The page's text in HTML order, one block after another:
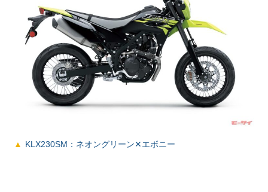
KLX230SM：ネオングリーン✕エボニー